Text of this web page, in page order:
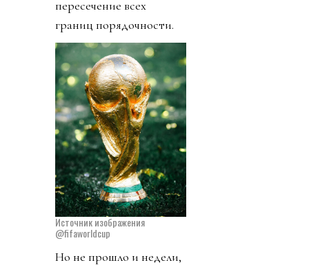
пересечение всех
границ порядочности.
Источник изображения
@fifaworldcup
Но не прошло и недели,